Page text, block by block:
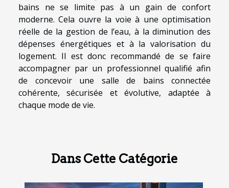
bains ne se limite pas à un gain de confort
moderne. Cela ouvre la voie à une optimisation
réelle de la gestion de l’eau, à la diminution des
dépenses énergétiques et à la valorisation du
logement. Il est donc recommandé de se faire
accompagner par un professionnel qualifié afin
de concevoir une salle de bains connectée
cohérente, sécurisée et évolutive, adaptée à
chaque mode de vie.
Dans Cette Catégorie